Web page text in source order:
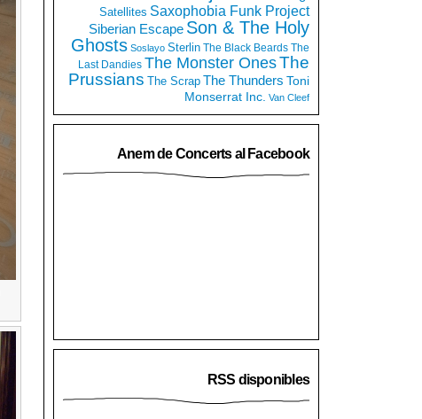
Satellites Saxophobia Funk Project
Siberian Escape Son & The Holy
Ghosts Soslayo Sterlin The Black Beards The
Last Dandies The Monster OnesThe
Prussians The Scrap The Thunders Toni
Monserrat Inc. Van Cleef
Anem de Concerts al Facebook
RSS disponibles